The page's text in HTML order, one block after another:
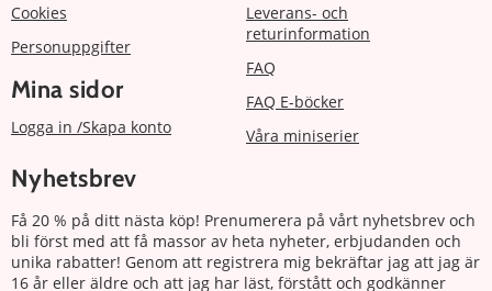
Cookies
Personuppgifter
Mina sidor
Logga in /Skapa konto
Leverans- och
returinformation
FAQ
FAQ E-böcker
Våra miniserier
Nyhetsbrev
Få 20 % på ditt nästa köp! Prenumerera på vårt nyhetsbrev och
bli först med att få massor av heta nyheter, erbjudanden och
unika rabatter! Genom att registrera mig bekräftar jag att jag är
16 år eller äldre och att jag har läst, förstått och godkänner